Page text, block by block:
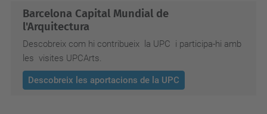
Barcelona Capital Mundial de
l'Arquitectura
Descobreix com hi contribueix la UPC i participa-hi amb
les visites UPCArts.
Descobreix les aportacions de la UPC